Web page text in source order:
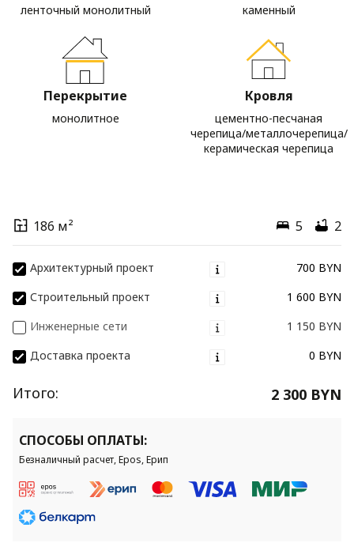
ленточный монолитный каменный
Перекрытие
монолитное
Кровля
цементно-песчаная
черепица/металлочерепица/
керамическая черепица
186 м² 5 2
Архитектурный проект
700 BYN
Строительный проект
1 600 BYN
Инженерные сети
1 150 BYN
Доставка проекта
0 BYN
Итого: 2 300 BYN
СПОСОБЫ ОПЛАТЫ:
Безналичный расчет, Epos, Ерип